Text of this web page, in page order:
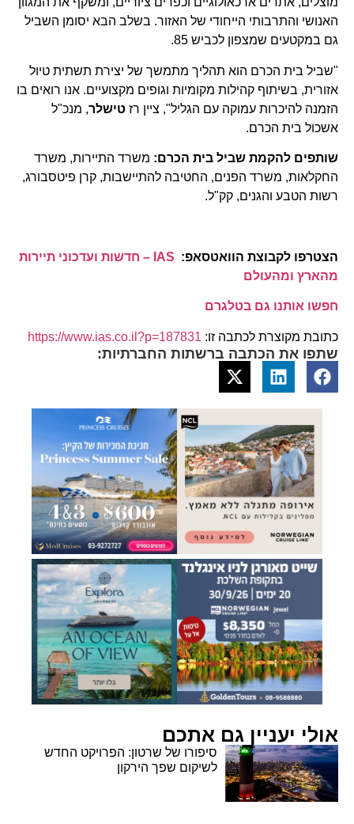
האנושי והתרבותי הייחודי של האזור. בשלב הבא יסומן השביל
גם במקטעים שמצפון לכביש 85.
"שביל בית הכרם הוא תהליך מתמשך של יצירת תשתית טיול
אזורית, בשיתוף קהילות מקומיות וגופים מקצועיים. אנו רואים בו
הזמנה להיכרות עמוקה עם הגליל", ציין רז טישלר, מנכ"ל
אשכול בית הכרם.
שותפים להקמת שביל בית הכרם: משרד התיירות, משרד
החקלאות, משרד הפנים, החטיבה להתיישבות, קרן פיטסבורג,
רשות הטבע והגנים, קק"ל.
הצטרפו לקבוצת הוואטסאפ:
IAS – חדשות ועדכוני תיירות
מהארץ ומהעולם
חפשו אותנו גם בטלגרם
כתובת מקוצרת לכתבה זו: https://www.ias.co.il?p=187831
שתפו את הכתבה ברשתות החברתיות:
אולי יעניין גם אתכם
סיפורו של שרטון: הפרויקט החדש
לשיקום שפך הירקון